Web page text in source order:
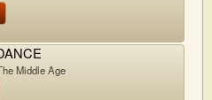
Middle Age